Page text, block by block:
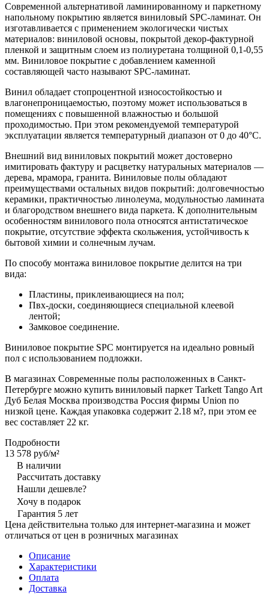
Современной альтернативой ламинированному и паркетному
напольному покрытию является виниловый SPC-ламинат. Он
изготавливается с применением экологически чистых
материалов: виниловой основы, покрытой декор-фактурной
пленкой и защитным слоем из полиуретана толщиной 0,1-0,55
мм. Виниловое покрытие с добавлением каменной
составляющей часто называют SPC-ламинат.
Винил обладает стопроцентной износостойкостью и
влагонепроницаемостью, поэтому может использоваться в
помещениях с повышенной влажностью и большой
проходимостью. При этом рекомендуемой температурой
эксплуатации является температурный диапазон от 0 до 40°С.
Внешний вид виниловых покрытий может достоверно
имитировать фактуру и расцветку натуральных материалов —
дерева, мрамора, гранита. Виниловые полы обладают
преимуществами остальных видов покрытий: долговечностью
керамики, практичностью линолеума, модульностью ламината
и благородством внешнего вида паркета. К дополнительным
особенностям винилового пола относятся антистатическое
покрытие, отсутствие эффекта скольжения, устойчивость к
бытовой химии и солнечным лучам.
По способу монтажа виниловое покрытие делится на три
вида:
Пластины, приклеивающиеся на пол;
Пвх-доски, соединяющиеся специальной клеевой
лентой;
Замковое соединение.
Виниловое покрытие SPC монтируется на идеально ровный
пол с использованием подложки.
В магазинах Современные полы расположенных в Санкт-
Петербурге можно купить виниловый паркет Tarkett Tango Art
Дуб Белая Москва производства Россия фирмы Union по
низкой цене. Каждая упаковка содержит 2.18 м?, при этом ее
вес составляет 22 кг.
Подробности
13 578 руб/м²
В наличии
Рассчитать доставку
Нашли дешевле?
Хочу в подарок
Гарантия 5 лет
Цена действительна только для интернет-магазина и может
отличаться от цен в розничных магазинах
Описание
Характеристики
Оплата
Доставка